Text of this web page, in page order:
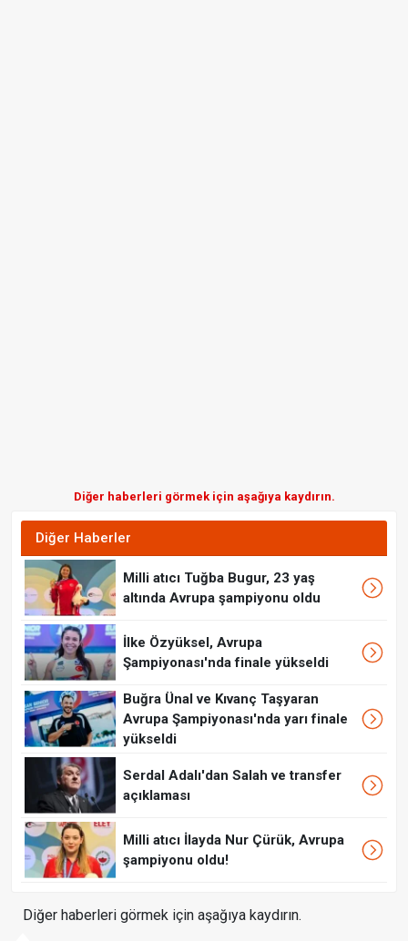
Diğer haberleri görmek için aşağıya kaydırın.
Diğer Haberler
Milli atıcı Tuğba Bugur, 23 yaş
altında Avrupa şampiyonu oldu
İlke Özyüksel, Avrupa
Şampiyonası'nda finale yükseldi
Buğra Ünal ve Kıvanç Taşyaran
Avrupa Şampiyonası'nda yarı finale
yükseldi
Serdal Adalı'dan Salah ve transfer
açıklaması
Milli atıcı İlayda Nur Çürük, Avrupa
şampiyonu oldu!
Diğer haberleri görmek için aşağıya kaydırın.